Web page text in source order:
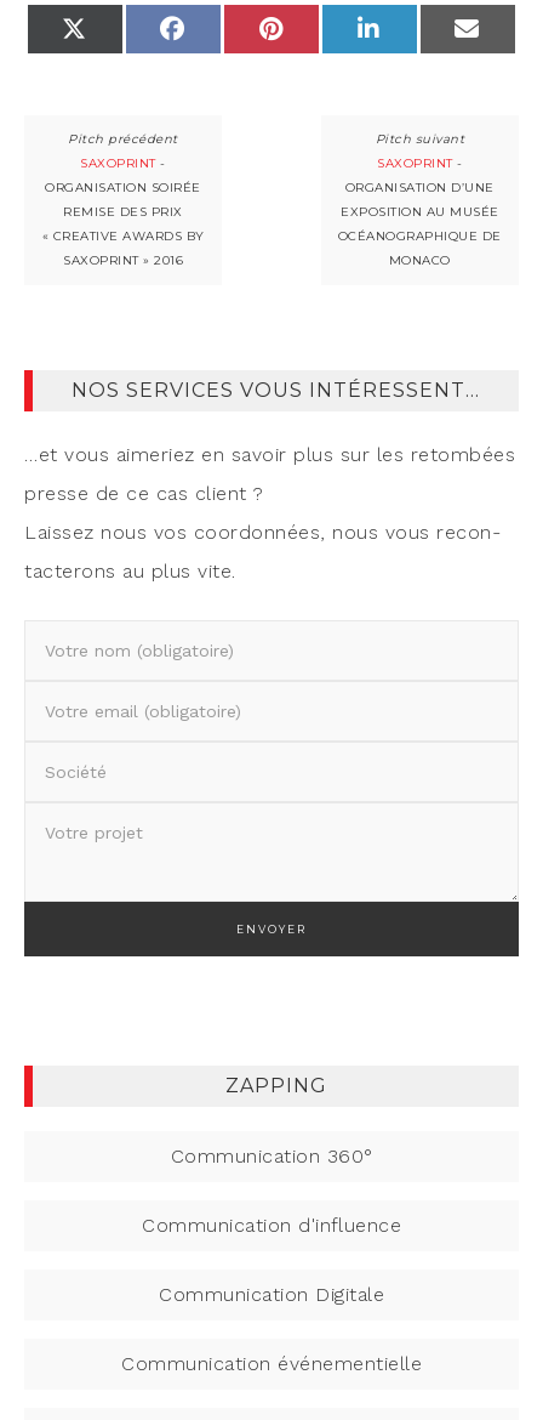
(TWITTER)
FACEBOOK PINTEREST LINKEDIN
SAXOPRINT-
ORGANISATION SOIRÉE
REMISE DES PRIX
« CREATIVE AWARDS BY
SAXOPRINT » 2016
SAXOPRINT-
ORGANISATION D’UNE
EXPOSITION AU MUSÉE
OCÉANOGRAPHIQUE DE
MONACO
NOS SERVICES VOUS INTÉRESSENT…
…et vous aime­riez en savoir plus sur les retom­bées
presse de ce cas client ?
Lais­sez nous vos coor­don­nées, nous vous recon­
tac­te­rons au plus vite.
ZAPPING
Communication 360°
Communication d'influence
Communication Digitale
Communication événementielle